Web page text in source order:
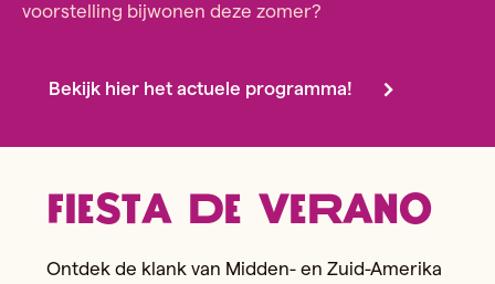
voorstelling bijwonen deze zomer?
Bekijk hier het actuele programma!
Fiesta de Verano
Ontdek de klank van Midden- en Zuid-Amerika